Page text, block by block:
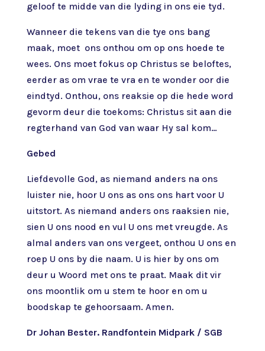
geloof te midde van die lyding in ons eie tyd.
Wanneer die tekens van die tye ons bang
maak, moet ons onthou om op ons hoede te
wees. Ons moet fokus op Christus se beloftes,
eerder as om vrae te vra en te wonder oor die
eindtyd. Onthou, ons reaksie op die hede word
gevorm deur die toekoms: Christus sit aan die
regterhand van God van waar Hy sal kom…
Gebed
Liefdevolle God, as niemand anders na ons
luister nie, hoor U ons as ons ons hart voor U
uitstort. As niemand anders ons raaksien nie,
sien U ons nood en vul U ons met vreugde. As
almal anders van ons vergeet, onthou U ons en
roep U ons by die naam. U is hier by ons om
deur u Woord met ons te praat. Maak dit vir
ons moontlik om u stem te hoor en om u
boodskap te gehoorsaam. Amen.
Dr Johan Bester. Randfontein Midpark / SGB